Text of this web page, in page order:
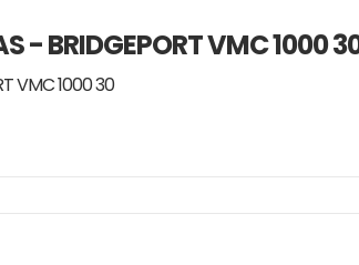
- BRIDGEPORT VMC 1000
VMC 1000 30